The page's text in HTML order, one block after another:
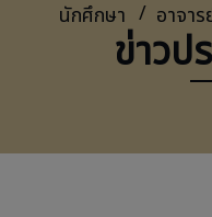
นักศึกษา อาจาร
ข่าวป